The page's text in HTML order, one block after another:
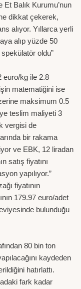
Et Balık Kurumu’nun
dikkat çekerek,
alıyor. Yıllarca yerli
alıp yüzde 50
oldu”
euro/kg ile 2.8
matematiğini ise
maksimum 0.5
teslim maliyeti 3
vergisi de
bir rakama
ve EBK, 12 liradan
satış fiyatını
yapılıyor.”
fiyatının
179.97 euro/adet
bulunduğu
80 bin ton
kaydeden
hatırlattı.
fark kadar